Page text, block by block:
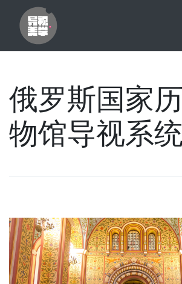
俄罗斯国家
物馆导视系